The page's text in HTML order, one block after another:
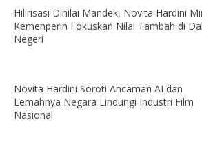
Hilirisasi Dinilai Mandek, Novita Hardini
Kemenperin Fokuskan Nilai Tambah di
Negeri
Novita Hardini Soroti Ancaman AI dan
Lemahnya Negara Lindungi Industri Film
Nasional